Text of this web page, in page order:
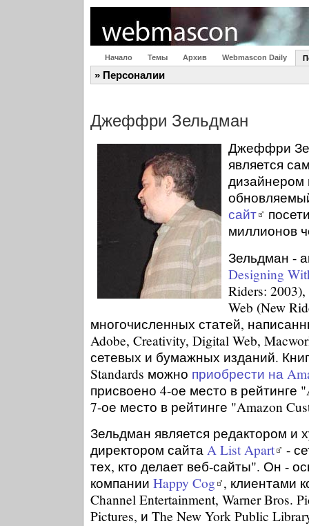
Начало Темы Архив Webmascon Daily
» Персоналии
Джеффри Зельдман
Джеффри
является
дизайнером
сайт
миллионов
Зельдман -
Designing
Riders:
Web (New
многочисленных статей,
Adobe, Creativity, Digital Web,
сетевых и бумажных изданий.
Standards можно приобрести на
присвоено 4-ое место в рейтинге
7-ое место в рейтинге "Amazon
Зельдман является редактором и
директором сайта A List Apart
-
тех, кто делает веб-сайты". Он -
компании Happy Cog , клиентами
Channel Entertainment, Warner Bros.
Pictures, и The New York Public